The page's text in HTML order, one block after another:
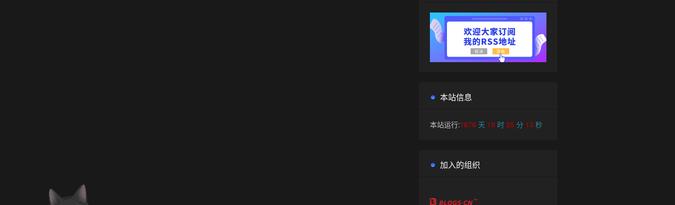
本站信息
本站运行:1676 天 19 时 25 分 13 秒
加入的组织